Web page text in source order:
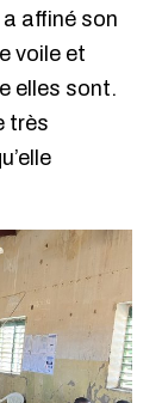
affiné son
voile et
elles sont.
très